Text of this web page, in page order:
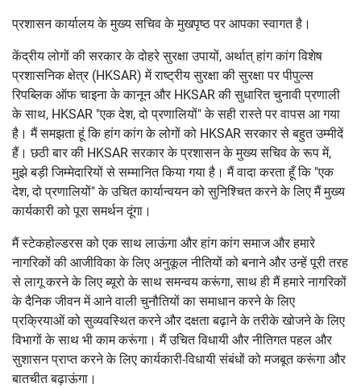
प्रशासन कार्यालय के मुख्य सचिव के मुखपृष्ठ पर आपका स्वागत है।
केंद्रीय लोगों की सरकार के दोहरे सुरक्षा उपायों, अर्थात् हांग कांग विशेष
प्रशासनिक क्षेत्र (HKSAR) में राष्ट्रीय सुरक्षा की सुरक्षा पर पीपुल्स
रिपब्लिक ऑफ चाइना के कानून और HKSAR की सुधारित चुनावी प्रणाली
के साथ, HKSAR "एक देश, दो प्रणालियों" के सही रास्ते पर वापस आ गया
है। मैं समझता हूं कि हांग कांग के लोगों को HKSAR सरकार से बहुत उम्मीदें
हैं। छठी बार की HKSAR सरकार के प्रशासन के मुख्य सचिव के रूप में,
मुझे बड़ी जिम्मेदारियों से सम्मानित किया गया है। मैं वादा करता हूँ कि "एक
देश, दो प्रणालियों" के उचित कार्यान्वयन को सुनिश्चित करने के लिए मैं मुख्य
कार्यकारी को पूरा समर्थन दूंगा।
मैं स्टेकहोल्डरस को एक साथ लाऊंगा और हांग कांग समाज और हमारे
नागरिकों की आजीविका के लिए अनुकूल नीतियों को बनाने और उन्हें पूरी तरह
से लागू करने के लिए ब्यूरो के साथ समन्वय करूंगा, साथ ही मैं हमारे नागरिकों
के दैनिक जीवन में आने वाली चुनौतियों का समाधान करने के लिए
प्रक्रियाओं को सुव्यवस्थित करने और दक्षता बढ़ाने के तरीके खोजने के लिए
विभागों के साथ भी काम करूंगा। मैं उचित विधायी और नीतिगत पहल और
सुशासन प्राप्त करने के लिए कार्यकारी-विधायी संबंधों को मजबूत करूंगा और
बातचीत बढ़ाऊंगा।